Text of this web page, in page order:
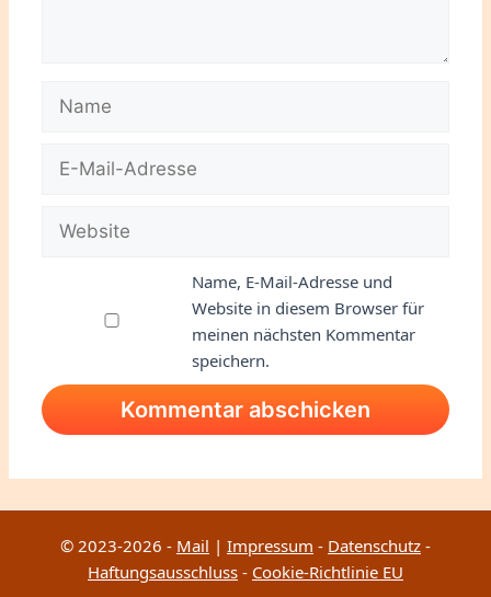
Mail-
Name, E-Mail-Adresse und
Website in diesem Browser für
meinen nächsten Kommentar
speichern.
© 2023-2026 - Mail | Impressum - Datenschutz -
Haftungsausschluss - Cookie-Richtlinie EU